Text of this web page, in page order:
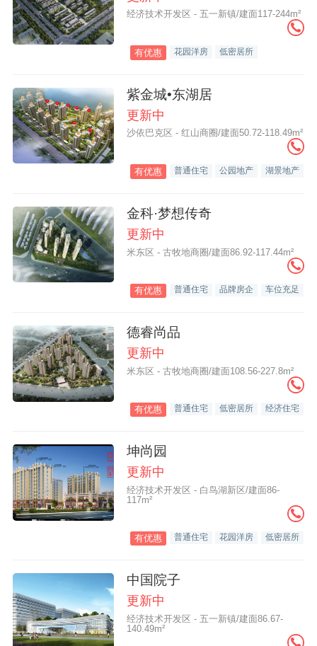
经济技术开发区 - 五一新镇/建面117-244m²
有优惠 花园洋房 低密居所
紫金城•东湖居
更新中
沙依巴克区 - 红山商圈/建面50.72-118.49m²
有优惠 普通住宅 公园地产 湖景地产
金科·梦想传奇
更新中
米东区 - 古牧地商圈/建面86.92-117.44m²
有优惠 普通住宅 品牌房企 车位充足
德睿尚品
更新中
米东区 - 古牧地商圈/建面108.56-227.8m²
有优惠 普通住宅 低密居所 经济住宅
坤尚园
更新中
经济技术开发区 - 白鸟湖新区/建面86-
117m²
有优惠 普通住宅 花园洋房 低密居所
中国院子
更新中
经济技术开发区 - 五一新镇/建面86.67-
140.49m²